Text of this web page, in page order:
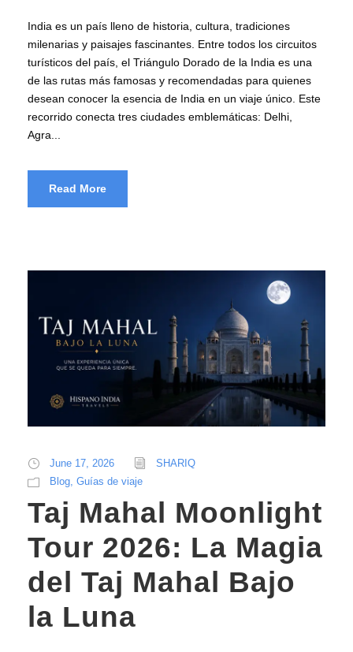
India es un país lleno de historia, cultura, tradiciones
milenarias y paisajes fascinantes. Entre todos los circuitos
turísticos del país, el Triángulo Dorado de la India es una
de las rutas más famosas y recomendadas para quienes
desean conocer la esencia de India en un viaje único. Este
recorrido conecta tres ciudades emblemáticas: Delhi,
Agra...
Read More
June 17, 2026
SHARIQ
Blog Guías de viaje
Taj Mahal Moonlight
Tour 2026: La Magia
del Taj Mahal Bajo
la Luna